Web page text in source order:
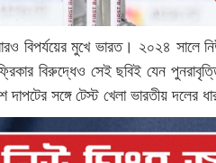
বিপর্যয়ের মুখে ভারত। ২০২৪ সালে
বিরুদ্ধেও সেই ছবিই যেন
দাপটের সঙ্গে টেস্ট খেলা ভারতীয় দলের